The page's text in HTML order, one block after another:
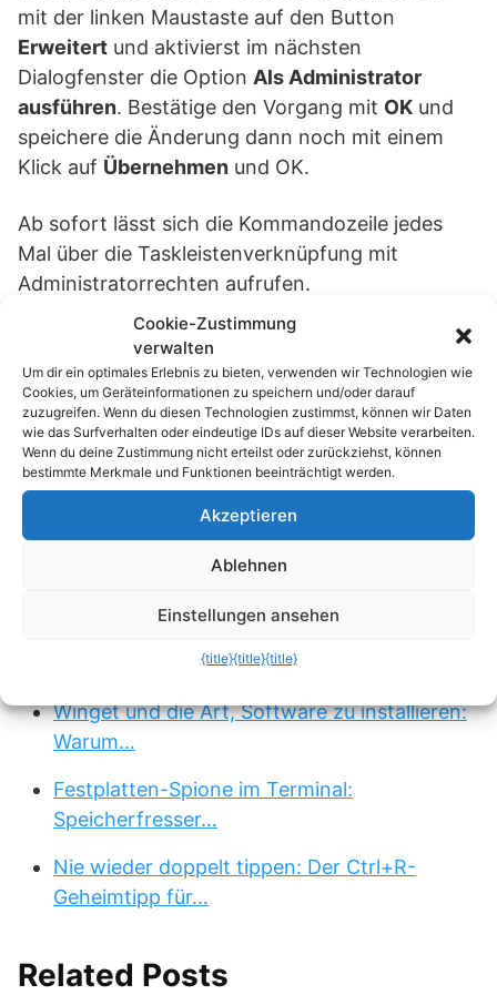
mit der linken Maustaste auf den Button
Erweitert und aktivierst im nächsten
Dialogfenster die Option Als Administrator
ausführen. Bestätige den Vorgang mit OK und
speichere die Änderung dann noch mit einem
Klick auf Übernehmen und OK.
Ab sofort lässt sich die Kommandozeile jedes
Mal über die Taskleistenverknüpfung mit
Administratorrechten aufrufen.
Passend zum Thema »
echo rm -rf: Der 4-Buchstaben-Trick, der
dein…
Clean-Desk-Garantie: So organisierst du
Linux Sudo Bang-Bang: Warum du 'sudo
Winget und die Art, Software zu installieren:
Warum…
Festplatten-Spione im Terminal:
Speicherfresser…
Nie wieder doppelt tippen: Der Ctrl+R-
Geheimtipp für…
Related Posts
Cookie-Zustimmung
verwalten
Um dir ein optimales Erlebnis zu bieten, verwenden wir Technologien wie
Cookies, um Geräteinformationen zu speichern und/oder darauf
zuzugreifen. Wenn du diesen Technologien zustimmst, können wir Daten
wie das Surfverhalten oder eindeutige IDs auf dieser Website verarbeiten.
Wenn du deine Zustimmung nicht erteilst oder zurückziehst, können
bestimmte Merkmale und Funktionen beeinträchtigt werden.
Akzeptieren
Ablehnen
Einstellungen ansehen
{title}{title}{title}